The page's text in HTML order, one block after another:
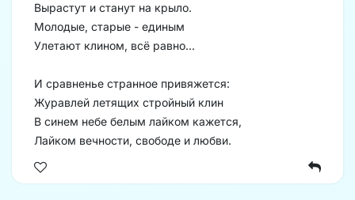
Вырастут и станут на крыло.
Молодые, старые - единым
Улетают клином, всё равно...
И сравненье странное привяжется:
Журавлей летящих стройный клин
В синем небе белым лайком кажется,
Лайком вечности, свободе и любви.